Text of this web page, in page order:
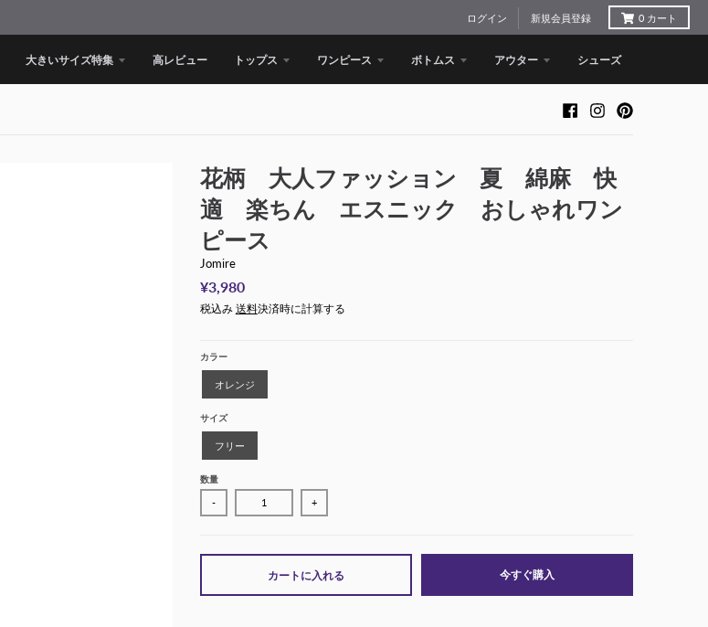
ログイン 新規会員登録 0 カート
大きいサイズ特集 高レビュー トップス ワンピース ボトムス アウター シューズ
花柄 大人ファッション 夏 綿麻 快
適 楽ちん エスニック おしゃれワン
ピース
Jomire
¥3,980
税込み 送料決済時に計算する
カラー
オレンジ
サイズ
フリー
数量
- +
カートに入れる 今すぐ購入